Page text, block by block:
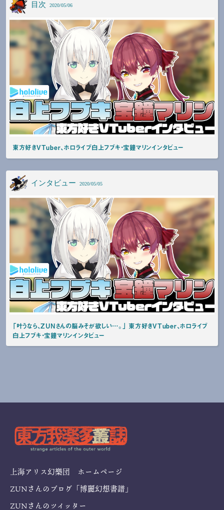
目次 2020/05/06
東方好きVTuber、ホロライブ白上フブキ・宝鐘マリンインタビュー
インタビュー 2020/05/05
「叶うなら、ZUNさんの脳みそが欲しい…。」 東方好きVTuber、ホロライブ
白上フブキ・宝鐘マリンインタビュー
上海アリス幻樂団 ホームページ
ZUNさんのブログ「博麗幻想書譜」
ZUNさんのツイッター